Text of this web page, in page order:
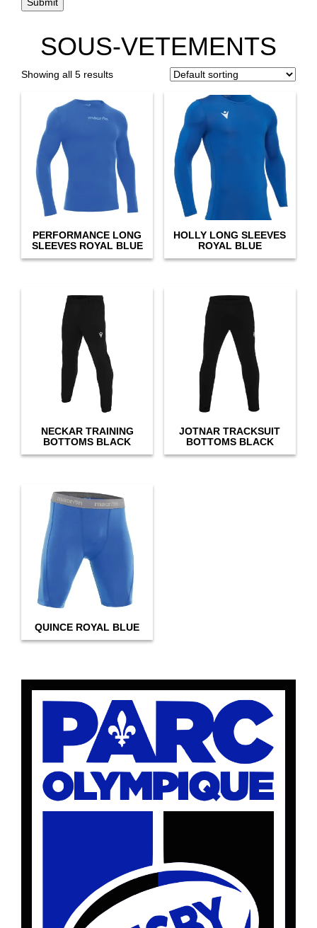
SOUS-VETEMENTS
Showing all 5 results
PERFORMANCE LONG
SLEEVES ROYAL BLUE
HOLLY LONG SLEEVES
ROYAL BLUE
NECKAR TRAINING
BOTTOMS BLACK
JOTNAR TRACKSUIT
BOTTOMS BLACK
QUINCE ROYAL BLUE